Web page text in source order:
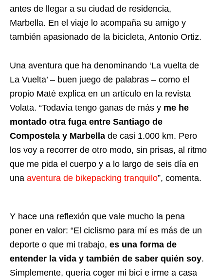
antes de llegar a su ciudad de residencia,
Marbella. En el viaje lo acompaña su amigo y
también apasionado de la bicicleta, Antonio Ortiz.
Una aventura que ha denominando ‘La vuelta de
La Vuelta’ – buen juego de palabras – como el
propio Maté explica en un artículo en la revista
Volata. “Todavía tengo ganas de más y me he
montado otra fuga entre Santiago de
Compostela y Marbella de casi 1.000 km. Pero
los voy a recorrer de otro modo, sin prisas, al ritmo
que me pida el cuerpo y a lo largo de seis día en
una aventura de bikepacking tranquilo”, comenta.
Y hace una reflexión que vale mucho la pena
poner en valor: “El ciclismo para mí es más de un
deporte o que mi trabajo, es una forma de
entender la vida y también de saber quién soy.
Simplemente, quería coger mi bici e irme a casa